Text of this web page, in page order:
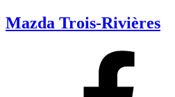
Mazda Trois-Rivières